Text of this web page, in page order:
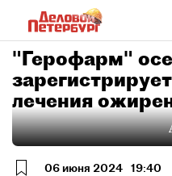
"Герофарм"
лечения
06 июня 2024 19:40